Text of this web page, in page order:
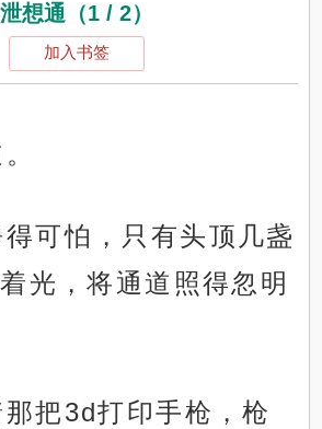
泄想通（1 / 2）
加入书签
得可怕，只有头顶几盏
光，将通道照得忽明
把3d打印手枪，枪